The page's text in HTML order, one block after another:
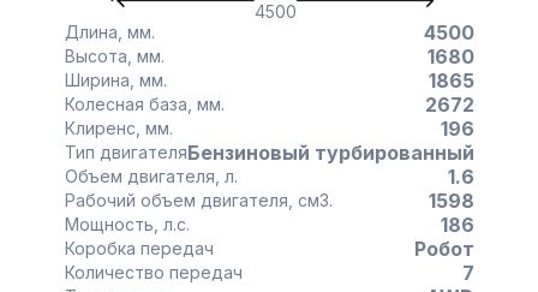
4500
Длина, мм. 4500
Высота, мм. 1680
Ширина, мм. 1865
Колесная база, мм. 2672
Клиренс, мм. 196
Тип двигателяБензиновый турбированный
Объем двигателя, л. 1.6
Рабочий объем двигателя, см3. 1598
Мощность, л.с. 186
Коробка передач Робот
Количество передач 7